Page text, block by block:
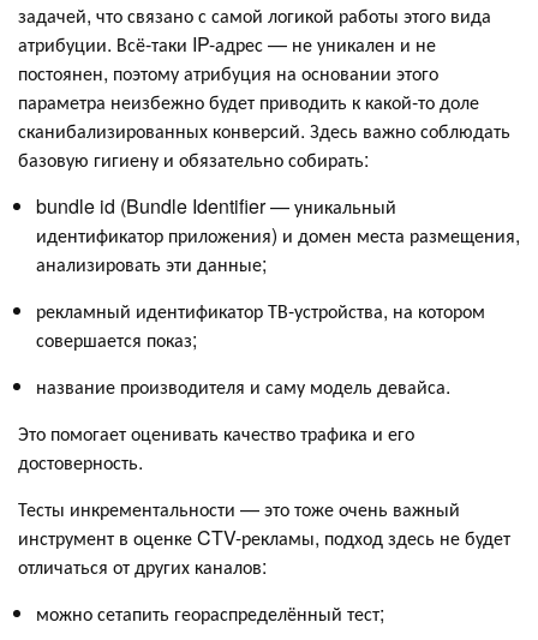
задачей, что связано с самой логикой работы этого вида
атрибуции. Всё-таки IP-адрес — не уникален и не
постоянен, поэтому атрибуция на основании этого
параметра неизбежно будет приводить к какой-то доле
сканибализированных конверсий. Здесь важно соблюдать
базовую гигиену и обязательно собирать:
bundle id (Bundle Identifier — уникальный
идентификатор приложения) и домен места размещения,
анализировать эти данные;
рекламный идентификатор ТВ-устройства, на котором
совершается показ;
название производителя и саму модель девайса.
Это помогает оценивать качество трафика и его
достоверность.
Тесты инкрементальности — это тоже очень важный
инструмент в оценке CTV-рекламы, подход здесь не будет
отличаться от других каналов:
можно сетапить геораспределённый тест;